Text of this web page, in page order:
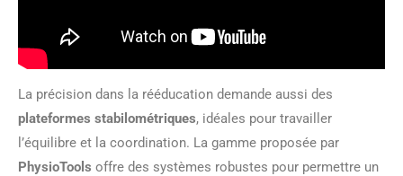
La précision dans la rééducation demande aussi des
plateformes stabilométriques, idéales pour travailler
l’équilibre et la coordination. La gamme proposée par
PhysioTools offre des systèmes robustes pour permettre un